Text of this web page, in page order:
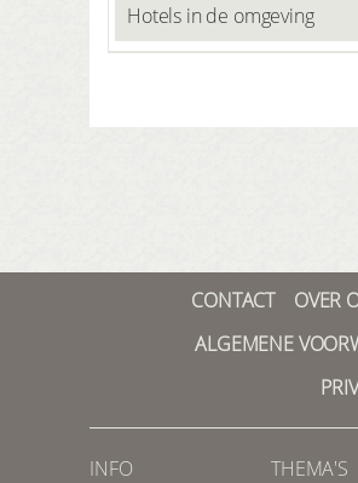
Hotels in de omgeving
CONTACT OVER
ALGEMENE
INFO THEMA'S